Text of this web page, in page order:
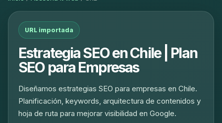
URL importada
Estrategia SEO en Chile | Plan
SEO para Empresas
Diseñamos estrategias SEO para empresas en Chile.
Planificación, keywords, arquitectura de contenidos y
hoja de ruta para mejorar visibilidad en Google.